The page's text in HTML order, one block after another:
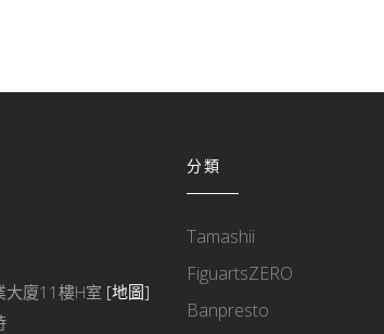
大廈11樓H室 [地圖]
分類
Tamashii
FiguartsZERO
Banpresto